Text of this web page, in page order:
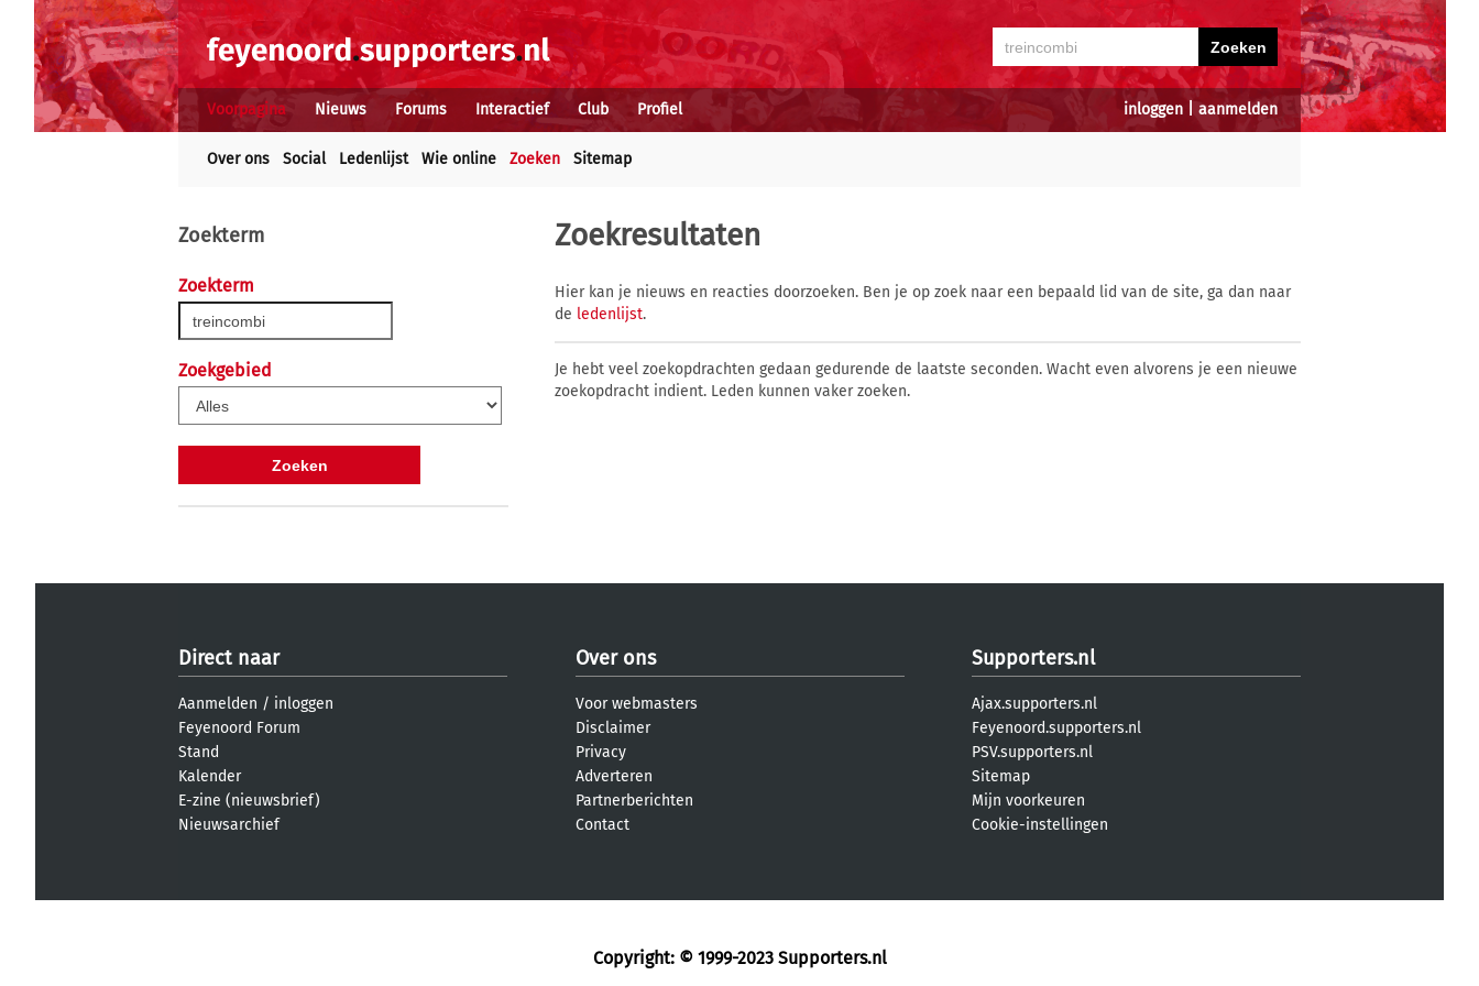
inloggen aanmelden
Voorpagina Nieuws Forums Interactief Club Profiel
Over ons Social Ledenlijst Wie online Zoeken Sitemap
Zoekterm
Zoekterm
Zoekgebied
Zoekresultaten
Hier kan je nieuws en reacties doorzoeken. Ben je op zoek naar een bepaald lid van de site, ga dan naar
de ledenlijst.
Je hebt veel zoekopdrachten gedaan gedurende de laatste seconden. Wacht even alvorens je een nieuwe
zoekopdracht indient. Leden kunnen vaker zoeken.
Direct naar
Aanmelden / inloggen
Feyenoord Forum
Stand
Kalender
E-zine (nieuwsbrief)
Nieuwsarchief
Over ons
Voor webmasters
Disclaimer
Privacy
Adverteren
Partnerberichten
Contact
Supporters.nl
Ajax.supporters.nl
Feyenoord.supporters.nl
PSV.supporters.nl
Sitemap
Mijn voorkeuren
Cookie-instellingen
Copyright: © 1999-2023 Supporters.nl